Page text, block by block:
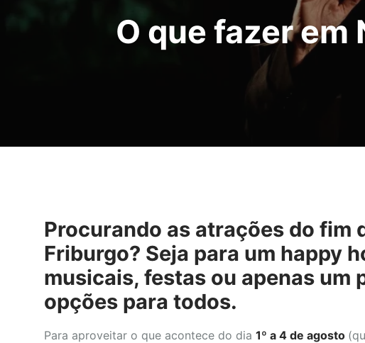
O que fazer em
Procurando as atrações do fim
Friburgo? Seja para um happy
musicais, festas ou apenas um
opções para todos.
Para aproveitar o que acontece do dia 1º a 4 de agosto